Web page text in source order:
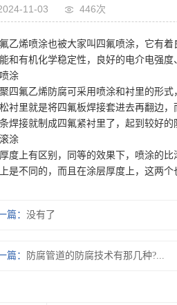
11-03 446次
乙烯喷涂也被大家叫四氟喷涂，它有
和有机化学稳定性，良好的电介电强度
涂
氟乙烯防腐可采用喷涂和衬里的形式
衬里就是将四氟板焊接套进去再翻边
焊接就制成四氟紧衬里了，起到较好的
涂
上有区别，同等的效果下，喷涂的比
是不同的，而且在涂层厚度上，这两
篇： 没有了
篇： 防腐管道的防腐技术有那几种?...